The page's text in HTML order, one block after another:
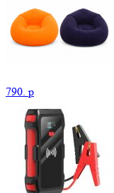
790. p